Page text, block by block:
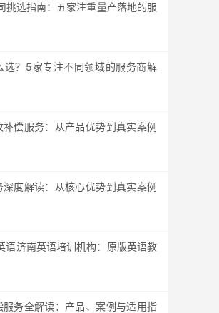
挑选指南：五家注重量产落地的服
选？5家专注不同领域的服务商解
偿服务：从产品优势到真实案例
度解读：从核心优势到真实案例
语济南英语培训机构：原版英语教
服务全解读：产品、案例与适用指